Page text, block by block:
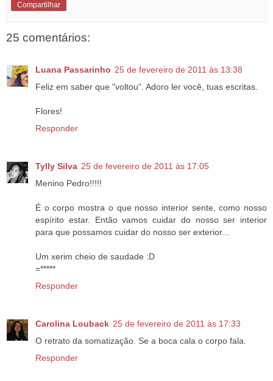
Compartilhar
25 comentários:
Luana Passarinho 25 de fevereiro de 2011 às 13:38
Feliz em saber que "voltou". Adoro ler você, tuas escritas.
Flores!
Responder
Tylly Silva 25 de fevereiro de 2011 às 17:05
Menino Pedro!!!!!
É o corpo mostra o que nosso interior sente, como nosso
espírito estar. Então vamos cuidar do nosso ser interior
para que possamos cuidar do nosso ser exterior...
Um xerim cheio de saudade :D
=*****
Responder
Carolina Louback 25 de fevereiro de 2011 às 17:33
O retrato da somatização. Se a boca cala o corpo fala.
Responder